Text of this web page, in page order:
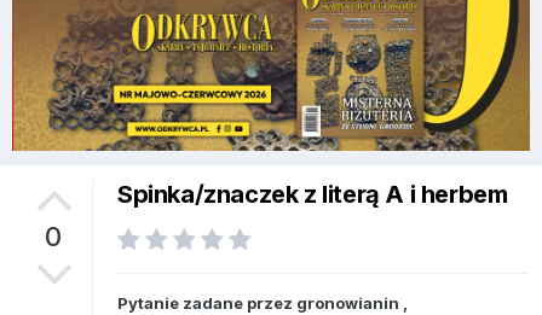
0
Spinka/znaczek z literą A i herbem
Pytanie zadane przez gronowianin